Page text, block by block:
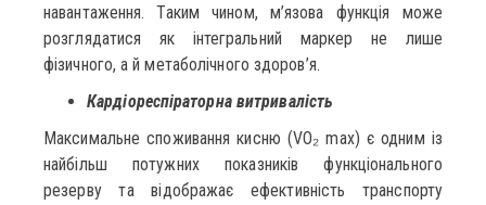
навантаження. Таким чином, м’язова функція може
розглядатися як інтегральний маркер не лише
фізичного, а й метаболічного здоров’я.
Кардіореспіраторна витривалість
Максимальне споживання кисню (VO₂ max) є одним із
найбільш потужних показників функціонального
резерву та відображає ефективність транспорту